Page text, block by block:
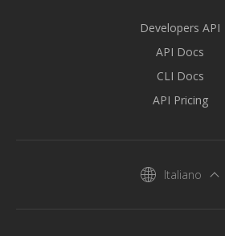
Developers API
API Docs
CLI Docs
API Pricing
Italiano